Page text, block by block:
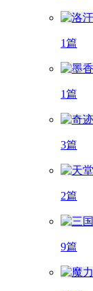
1篇
1篇
3篇
2篇
9篇